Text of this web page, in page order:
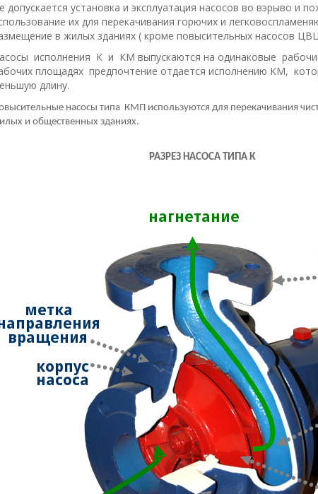
допускается установка и эксплуатация насосов во вэрыво и
их для перекачивания горючих и
в жилых зданиях ( кроме повысительных насосов
исполнения К и КM выпускаются на одинаковые
площадях предпочтение отдается исполнению КМ,
длину.
насосы типа КМП используются для перекачивания
и общественных зданиях.
НАСОСА ТИПА К